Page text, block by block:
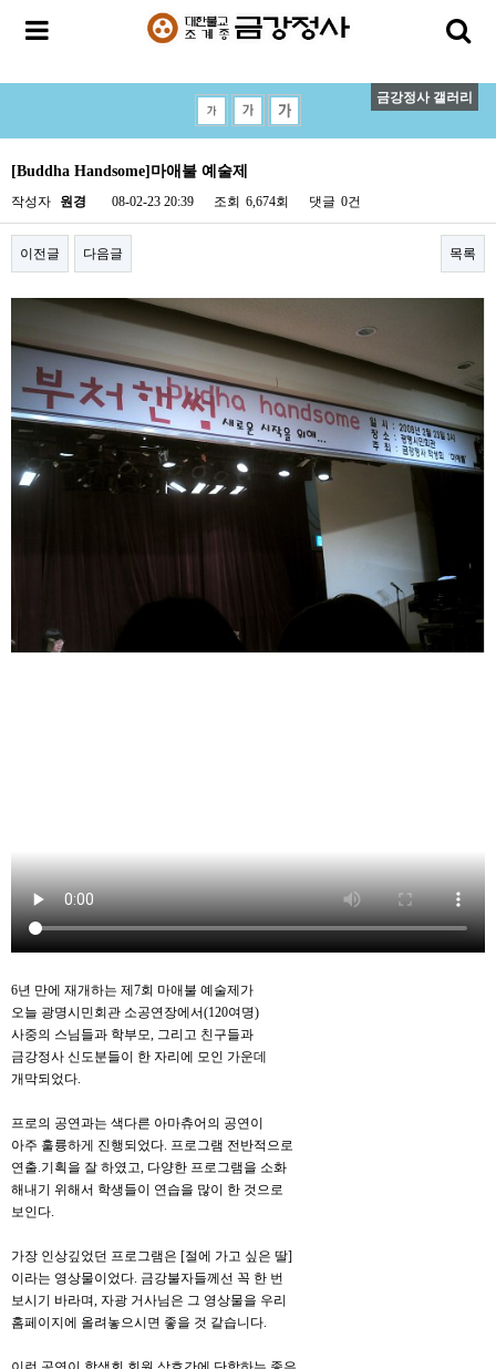
금강정사 갤러리
[Buddha Handsome]마애불 예술제
작성자 원경 08-02-23 20:39 조회 6,674회 댓글 0건
이전글 다음글 목록
6년 만에 재개하는 제7회 마애불 예술제가
오늘 광명시민회관 소공연장에서(120여명)
사중의 스님들과 학부모, 그리고 친구들과
금강정사 신도분들이 한 자리에 모인 가운데
개막되었다.
프로의 공연과는 색다른 아마츄어의 공연이
아주 훌륭하게 진행되었다. 프로그램 전반적으로
연출.기획을 잘 하였고, 다양한 프로그램을 소화
해내기 위해서 학생들이 연습을 많이 한 것으로
보인다.
가장 인상깊었던 프로그램은 [절에 가고 싶은 딸]
이라는 영상물이었다. 금강불자들께선 꼭 한 번
보시기 바라며, 자광 거사님은 그 영상물을 우리
홈페이지에 올려놓으시면 좋을 것 같습니다.